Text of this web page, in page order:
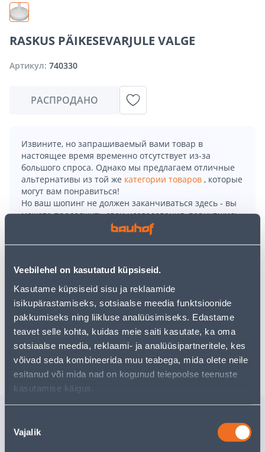
Veebilehel on kasutatud küpsiseid.
Kasutame küpsiseid sisu ja reklaamide
isikupärastamiseks, sotsiaalse meedia funktsioonide
pakkumiseks ning liikluse analüüsimiseks. Edastame
teavet selle kohta, kuidas meie saiti kasutate, ka oma
sotsiaalse meedia, reklaami- ja analüüsipartneritele, kes
võivad seda kombineerida muu teabega, mida olete neile
esitanud või mida nad on kogunud teiepoolse teenuste
kasutamise käigus.
valik
Vajalik
RASKUS PÄIKESEVARJULE VALGE
Артикул: 740330
РАСПРОДАНО
Извините, но запрашиваемый вами товар в
настоящее время временно отсутствует из-за
большого спроса. Однако мы предлагаем отличные
альтернативы из той же категории товаров , которые
могут вам понравиться!
Но ваш шопинг не должен заканчиваться здесь - вы
можете продолжить свои исследования, вернувшись
или используя нашу мощную
функцию поиска, чтобы найти еще более приятные
• Raskus päikesevarjule diameetriga 18 - 32 mm.
• Värv: valge.
• 14-päevane tagastusõigus.
Доставка невозможна